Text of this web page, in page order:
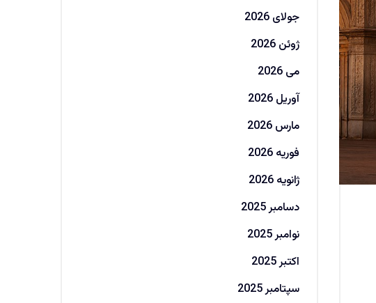
جولای 2026
ژوئن 2026
می 2026
آوریل 2026
مارس 2026
فوریه 2026
ژانویه 2026
دسامبر 2025
نوامبر 2025
اکتبر 2025
سپتامبر 2025